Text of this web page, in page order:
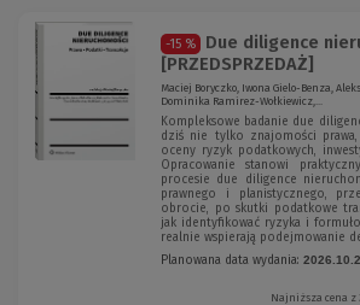
-15 %
Due diligence
[PRZEDSPRZEDAŻ]
Maciej Boryczko, Iwona Gielo-Benza,
Dominika Ramirez-Wołkiewicz,...
Kompleksowe badanie due
dziś nie tylko znajomości
oceny ryzyk podatkowych,
Opracowanie stanowi
procesie due diligence
prawnego i planistycznego,
obrocie, po skutki podatkowe
jak identyfikować ryzyka i
realnie wspierają podejmowanie
Planowana data wydania:
Najniższa cena z